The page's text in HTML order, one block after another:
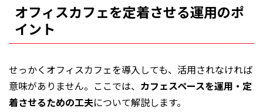
オフィスカフェを定着させる運用のポ
イント
せっかくオフィスカフェを導入しても、活用されなければ
意味がありません。ここでは、 カフェスペースを運用・定
着させるための工夫について解説します。